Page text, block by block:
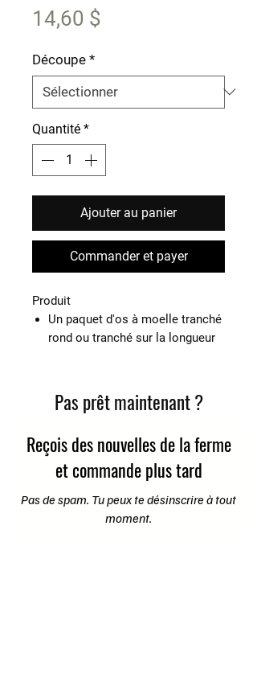
14,60 $
Découpe *
Quantité *
Ajouter au panier
Commander et payer
Produit
Un paquet d'os à moelle tranché
rond ou tranché sur la longueur
Produit congelé
Pas prêt maintenant ?
Reçois des nouvelles de la ferme
et commande plus tard
Pas de spam. Tu peux te désinscrire à tout
moment.